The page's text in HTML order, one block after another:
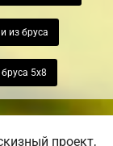
из бруса
5х8
проект,